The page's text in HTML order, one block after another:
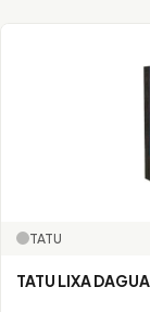
TATU
TATU LIXA